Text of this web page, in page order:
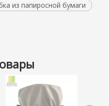
из папиросной бумаги